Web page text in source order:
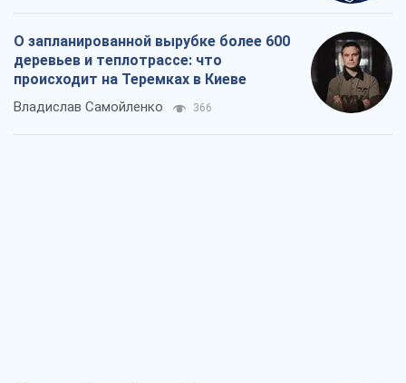
О запланированной вырубке более 600
деревьев и теплотрассе: что
происходит на Теремках в Киеве
Владислав Самойленко 366